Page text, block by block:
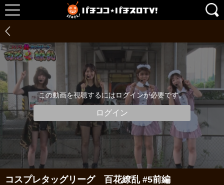
この動画を視聴するにはログインが必要です。
ログイン
コスプレタッグリーグ 百花繚乱 #5前編